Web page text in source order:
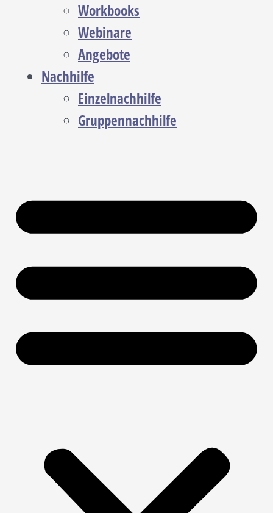
Workbooks
Webinare
Angebote
Nachhilfe
Einzelnachhilfe
Gruppennachhilfe